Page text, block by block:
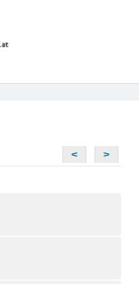
< >